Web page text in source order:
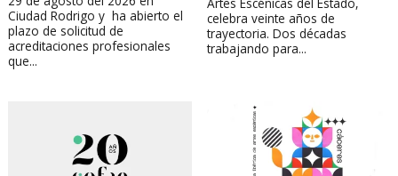
Ciudad Rodrigo y ha abierto el
plazo de solicitud de
acreditaciones profesionales
que...
celebra veinte años de
trayectoria. Dos décadas
trabajando para...